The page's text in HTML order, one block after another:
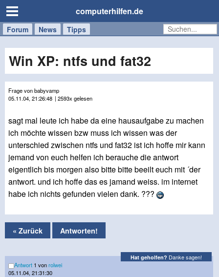
computerhilfen.de
Forum News Tipps
Handy
Tablet
Windows
Mac
Win XP: ntfs und fat32
Frage von babyvamp
05.11.04, 21:26:48 | 2593x gelesen
sagt mal leute ich habe da eine hausaufgabe zu machen
ich möchte wissen bzw muss ich wissen was der
unterschied zwischen ntfs und fat32 ist ich hoffe mir kann
jemand von euch helfen ich berauche die antwort
eigentlich bis morgen also bitte bitte beeilt euch mit ´der
antwort. und ich hoffe das es jamand weiss. im internet
habe ich nichts gefunden vielen dank. ???
« Zurück Antworten!
Hat geholfen? Danke sagen!
Antwort 1 vonrolwei
05.11.04, 21:31:30